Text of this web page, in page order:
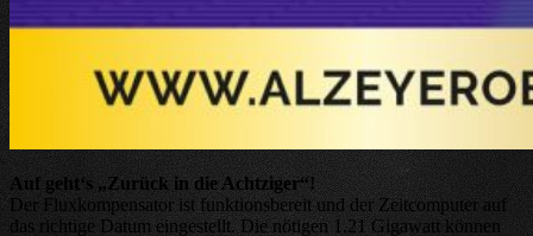
Auf geht‘s „Zurück in die Achtziger“!
Der Fluxkompensator ist funktionsbereit und der Zeitcomputer auf
das richtige Datum eingestellt. Die nötigen 1.21 Gigawatt können